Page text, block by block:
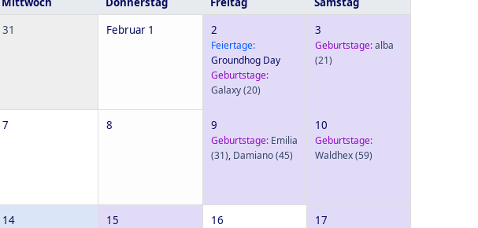
31 Februar 1 2
Feiertage:
Groundhog Day
Geburtstage:
Galaxy(20)
3
Geburtstage:alba
(21)
7 8 9
Geburtstage: Emilia
(31), Damiano(45)
10
Geburtstage:
Waldhex(59)
14 15 16 17